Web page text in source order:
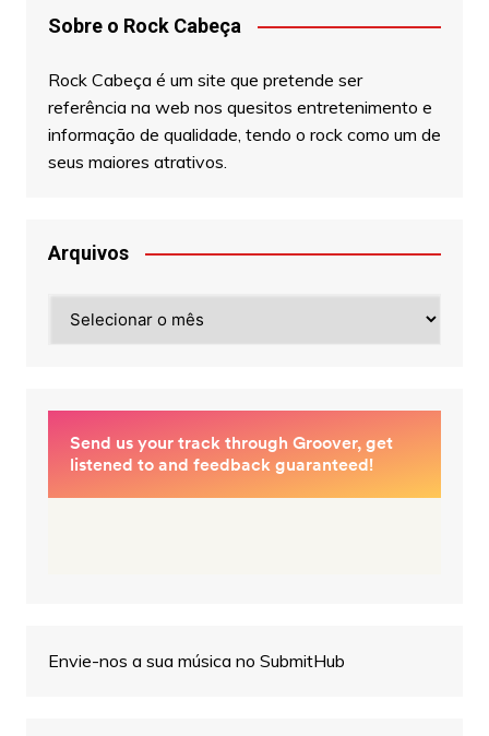
Sobre o Rock Cabeça
Rock Cabeça é um site que pretende ser
referência na web nos quesitos entretenimento e
informação de qualidade, tendo o rock como um de
seus maiores atrativos.
Arquivos
Envie-nos a sua música no SubmitHub